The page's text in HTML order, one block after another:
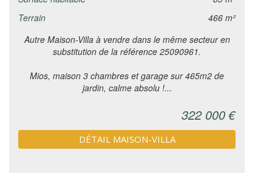
Terrain
466 m²
Autre Maison-Villa à vendre dans le même secteur en
substitution de la référence 25090961.
Mios, maison 3 chambres et garage sur 465m2 de
jardin, calme absolu !...
322 000 €
DÉTAIL MAISON-VILLA